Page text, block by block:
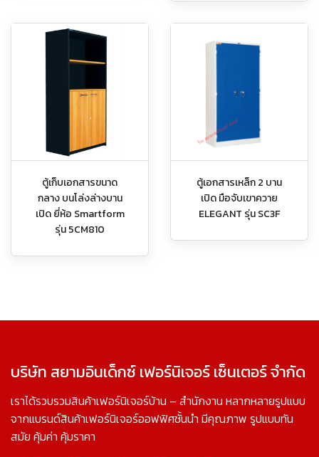
ตู้เก็บเอกสารขนาด
กลาง บนโล่งล่างบาน
เปิด ยี่ห้อ Smartform
รุ่น 5CM810
ตู้เอกสารเหล็ก 2 บาน
เปิด มือจับเขาควาย
ELEGANT รุ่น SC3F
บริษัท สยามอินเด็กซ์ เฟอร์นิเจอร์ เซ็นเตอร์ จำกัด
เราได้รวบรวมสินค้าเฟอร์นิเจอร์บ้าน – สำนักงาน หลากหลายรูปแบบ
จากแบรนด์สินค้าเฟอร์นิเจอร์ออฟฟิศชั้นนำ มีคุณภาพ รูปแบบทัน
สมัย คุ้มค่า คุ้มราคา